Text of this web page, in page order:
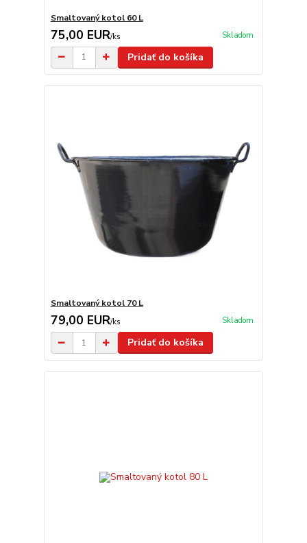
Smaltovaný kotol 60 L
75,00 EUR/ks Skladom
Pridať do košíka
Smaltovaný kotol 70 L
79,00 EUR/ks Skladom
Pridať do košíka